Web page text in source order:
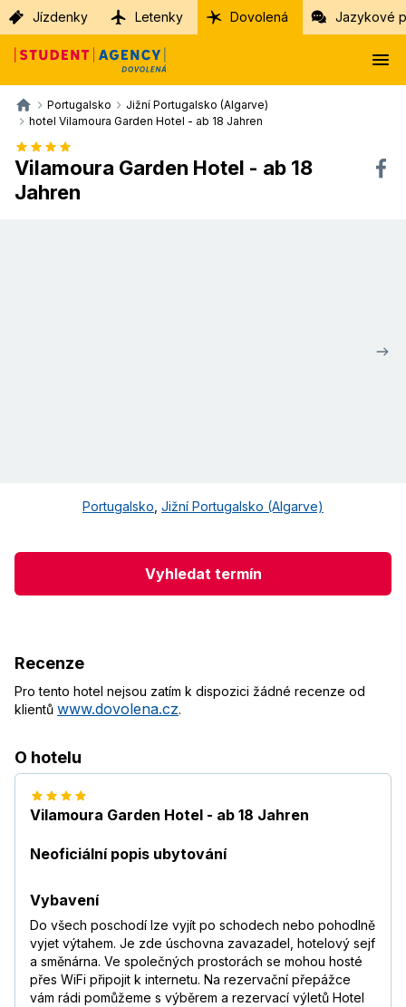
Jízdenky Letenky Dovolená Jazykové
Portugalsko
Jižní Portugalsko (Algarve)
hotel Vilamoura Garden Hotel - ab 18 Jahren
Vilamoura Garden Hotel - ab 18
Jahren
Portugalsko Jižní Portugalsko (Algarve)
Vyhledat termín
Recenze
Pro tento hotel nejsou zatím k dispozici žádné recenze od
klientů www.dovolena.cz.
O hotelu
Vilamoura Garden Hotel - ab 18 Jahren
Neoficiální popis ubytování
Vybavení
Do všech poschodí lze vyjít po schodech nebo pohodlně
vyjet výtahem. Je zde úschovna zavazadel, hotelový sejf
a směnárna. Ve společných prostorách se mohou hosté
přes WiFi připojit k internetu. Na rezervační přepážce
vám rádi pomůžeme s výběrem a rezervací výletů Hotel